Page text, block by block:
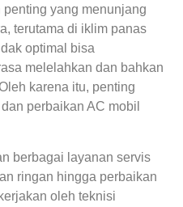
yang menunjang
terutama di iklim panas
optimal bisa
melelahkan dan bahkan
karena itu, penting
perbaikan AC mobil
berbagai layanan servis
ringan hingga perbaikan
oleh teknisi